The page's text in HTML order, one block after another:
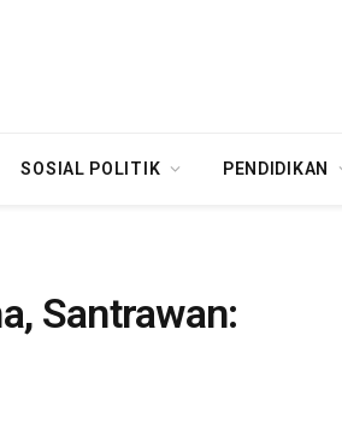
SOSIAL POLITIK PENDIDIKAN
Santrawan: